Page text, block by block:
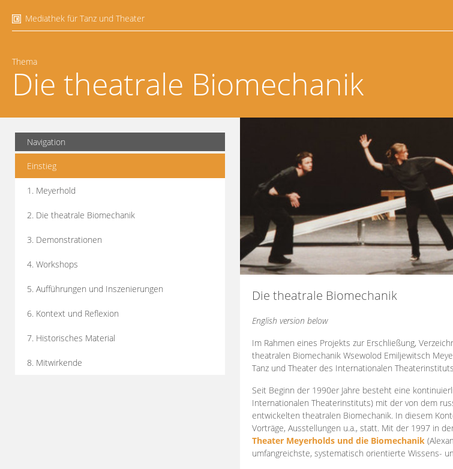
Mediathek für Tanz und Theater
Thema
Die theatrale Biomechanik
Navigation
Einstieg
1. Meyerhold
2. Die theatrale Biomechanik
3. Demonstrationen
4. Workshops
5. Aufführungen und Inszenierungen
6. Kontext und Reflexion
7. Historisches Material
8. Mitwirkende
Die theatrale Biomechanik
English version below
Im Rahmen eines Projekts zur Erschließung,
theatralen Biomechanik Wsewolod Emiljewitsch
Tanz und Theater des Internationalen
Seit Beginn der 1990er Jahre besteht eine
Internationalen Theaterinstituts) mit der von dem
entwickelten theatralen Biomechanik. In diesem
Vorträge, Ausstellungen u.a., statt. Mit der 1997 in
Theater Meyerholds und die Biomechanik
umfangreichste, systematisch orientierte Wissens-